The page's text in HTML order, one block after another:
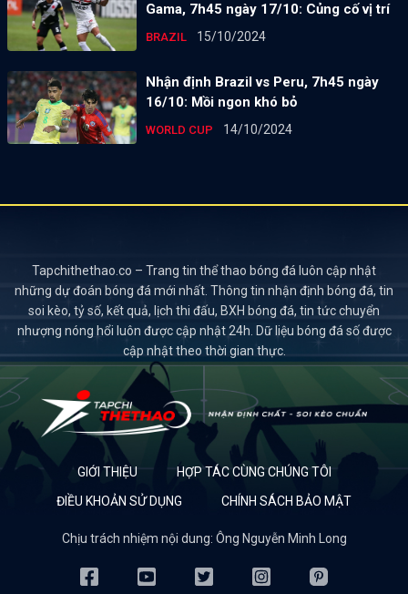
Gama, 7h45 ngày 17/10: Củng cố vị trí
BRAZIL 15/10/2024
Nhận định Brazil vs Peru, 7h45 ngày
16/10: Mồi ngon khó bỏ
WORLD CUP 14/10/2024
Tapchithethao.co – Trang tin thể thao bóng đá luôn cập nhật
những dự đoán bóng đá mới nhất. Thông tin nhận định bóng đá, tin
soi kèo, tỷ số, kết quả, lịch thi đấu, BXH bóng đá, tin tức chuyển
nhượng nóng hổi luôn được cập nhật 24h. Dữ liệu bóng đá số được
cập nhật theo thời gian thực.
GIỚI THIỆU
HỢP TÁC CÙNG CHÚNG TÔI
ĐIỀU KHOẢN SỬ DỤNG
CHÍNH SÁCH BẢO MẬT
Chịu trách nhiệm nội dung: Ông Nguyễn Minh Long